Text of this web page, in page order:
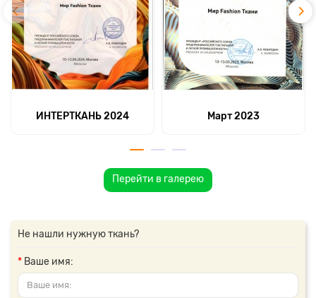
ИНТЕРТКАНЬ 2024 Март 2023
Перейти в галерею
Не нашли нужную ткань?
Ваше имя: